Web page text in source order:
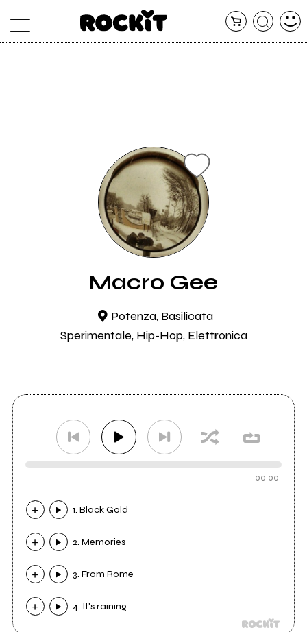
Macro Gee
Potenza, Basilicata
Sperimentale, Hip-Hop, Elettronica
00:00
1. Black Gold
2. Memories
3. From Rome
4. It's raining